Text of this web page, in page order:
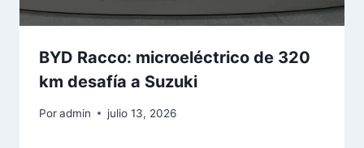
BYD Racco: microeléctrico de 320
km desafía a Suzuki
Poradmin julio 13, 2026